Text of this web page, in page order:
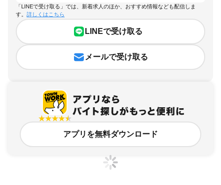
「LINEで受け取る」では、新着求人のほか、おすすめ情報なども配信しま
す。 詳しくはこちら
LINEで受け取る
メールで受け取る
アプリを無料ダウンロード